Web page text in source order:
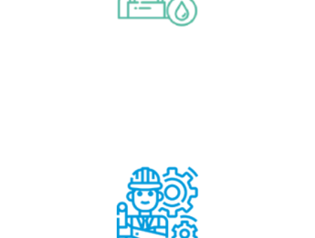
Apprendre encore plus
Réadaptation et amp;
modification